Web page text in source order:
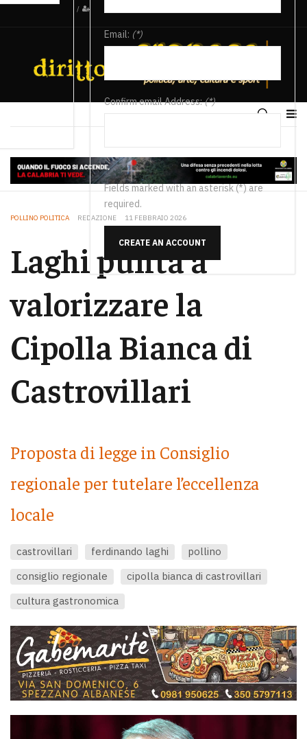
/
Email: (*)
Confirm email Address:(*)
Fields marked with an asterisk (*) are
required.
CREATE AN ACCOUNT
POLLINO POLITICA REDAZIONE 11 FEBBRAIO 2026
Laghi punta a
valorizzare la
Cipolla Bianca di
Castrovillari
Proposta di legge in Consiglio
regionale per tutelare l’eccellenza
locale
castrovillari ferdinando laghi
pollino
consiglio regionale
cipolla bianca di castrovillari
cultura gastronomica